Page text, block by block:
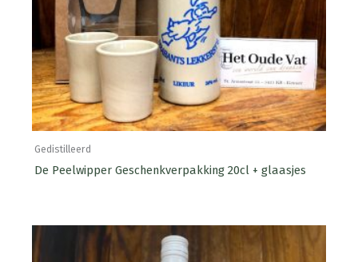
Gedistilleerd
De Peelwipper Geschenkverpakking 20cl + glaasjes